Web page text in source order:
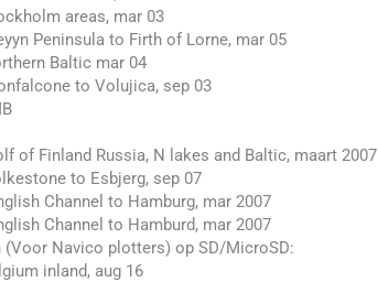
areas, mar 03
Peninsula to Firth of Lorne, mar 05
Baltic mar 04
to Volujica, sep 03
of Finland Russia, N lakes and Baltic, maart 2007
to Esbjerg, sep 07
Channel to Hamburg, mar 2007
Channel to Hamburd, mar 2007
(Voor Navico plotters) op SD/MicroSD:
inland, aug 16